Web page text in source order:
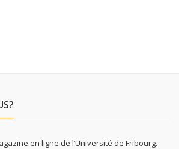
en ligne de l’Université de Fribourg.